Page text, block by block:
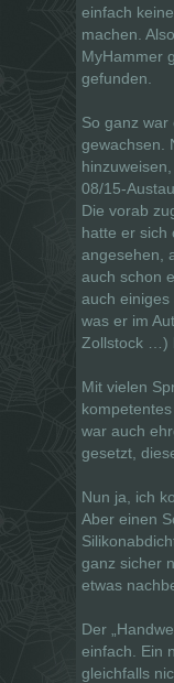
einfach
machen.
MyHammer
gefunden.
So ganz
gewachsen.
08/15-
Die vorab
hatte er sich
angesehen,
auch schon
auch einiges
was er im
Zollstock …)
Mit vielen
war auch
gesetzt,
Nun ja, ich
Aber einen
ganz sicher
etwas
Der
einfach. Ein
gleichfalls